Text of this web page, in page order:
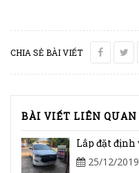
CHIA SẺ BÀI VIẾT
BÀI VIẾT LIÊN QUAN
25/12/2019